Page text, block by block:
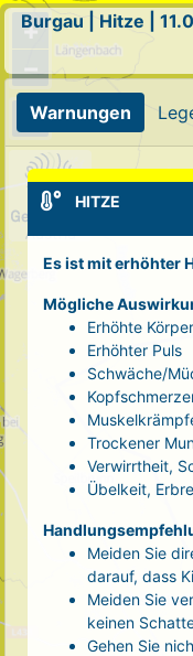
+
−
Burgau Hitze
Warnungen
HITZE
Es ist mit erhöhter
Mögliche
Erhöhte
Erhöhter Puls
Schwäche/
Trockener
Verwirrtheit,
Übelkeit,
Meiden Sie
darauf, dass
Meiden Sie
keinen
Gehen Sie